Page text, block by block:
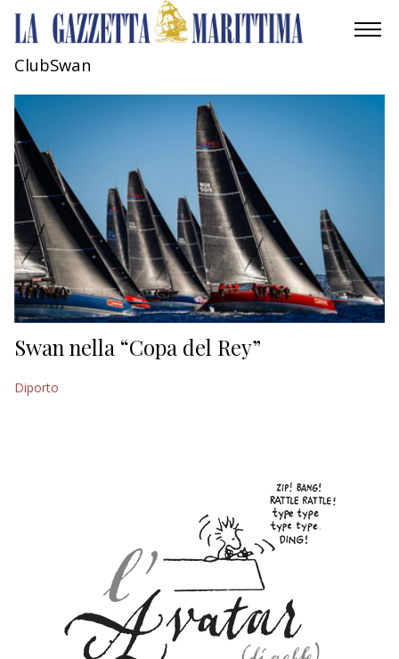
MOBILITÀ
INDUSTRIA
RICERCA
ECONOMIA
TURISMO
CULTURA
NAUTICA
ClubSwan
Swan nella “Copa del Rey”
Diporto